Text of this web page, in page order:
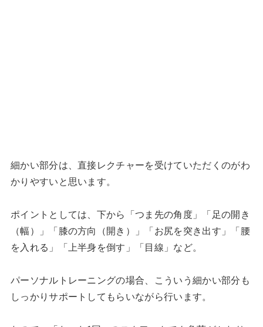
細かい部分は、直接レクチャーを受けていただくのがわ
かりやすいと思います。
ポイントとしては、下から「つま先の角度」「足の開き
（幅）」「膝の方向（開き）」「お尻を突き出す」「腰
を入れる」「上半身を倒す」「目線」など。
パーソナルトレーニングの場合、こういう細かい部分も
しっかりサポートしてもらいながら行います。